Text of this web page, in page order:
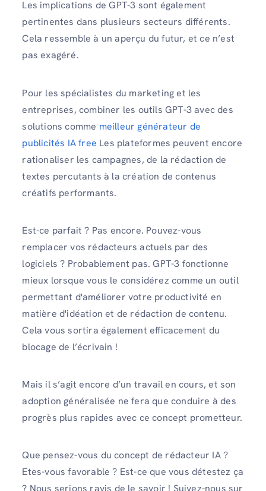
Les implications de GPT-3 sont également
pertinentes dans plusieurs secteurs différents.
Cela ressemble à un aperçu du futur, et ce n’est
pas exagéré.
Pour les spécialistes du marketing et les
entreprises, combiner les outils GPT-3 avec des
solutions comme meilleur générateur de
publicités IA free Les plateformes peuvent encore
rationaliser les campagnes, de la rédaction de
textes percutants à la création de contenus
créatifs performants.
Est-ce parfait ? Pas encore. Pouvez-vous
remplacer vos rédacteurs actuels par des
logiciels ? Probablement pas. GPT-3 fonctionne
mieux lorsque vous le considérez comme un outil
permettant d'améliorer votre productivité en
matière d'idéation et de rédaction de contenu.
Cela vous sortira également efficacement du
blocage de l’écrivain !
Mais il s’agit encore d’un travail en cours, et son
adoption généralisée ne fera que conduire à des
progrès plus rapides avec ce concept prometteur.
Que pensez-vous du concept de rédacteur IA ?
Etes-vous favorable ? Est-ce que vous détestez ça
? Nous serions ravis de le savoir ! Suivez-nous sur